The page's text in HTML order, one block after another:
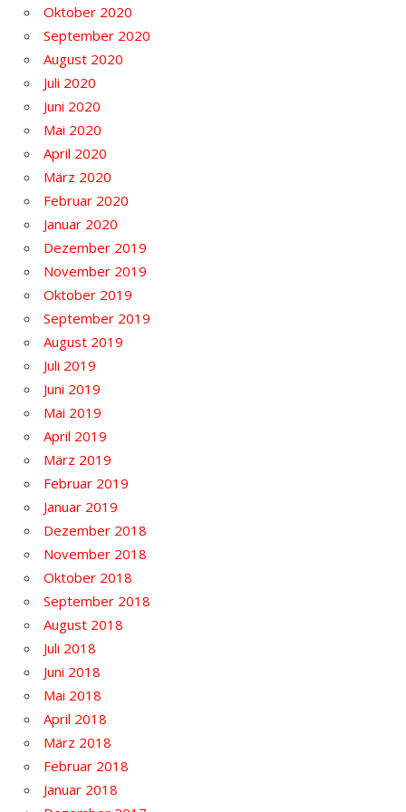
Oktober 2020
September 2020
August 2020
Juli 2020
Juni 2020
Mai 2020
April 2020
März 2020
Februar 2020
Januar 2020
Dezember 2019
November 2019
Oktober 2019
September 2019
August 2019
Juli 2019
Juni 2019
Mai 2019
April 2019
März 2019
Februar 2019
Januar 2019
Dezember 2018
November 2018
Oktober 2018
September 2018
August 2018
Juli 2018
Juni 2018
Mai 2018
April 2018
März 2018
Februar 2018
Januar 2018